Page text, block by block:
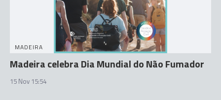
MADEIRA
Madeira celebra Dia Mundial do Não Fumador
15 Nov 15:54